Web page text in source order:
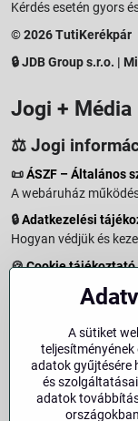
Kérdés esetén gyors
© 2026 TutiKerékpár
🔒 JDB Group s.r.o. |
Jogi + Média
⚖️ Jogi
📜ÁSZF – Általános
A webáruház
🔒Adatkezelési
Hogyan védjük és
🍪Cookie tájékoztató
A weboldalon
Vásárlástól való
Elállás a
Impresszum
Üzemeltetői adatok
A sütiket
adatok gyűjtésére
és
adatok